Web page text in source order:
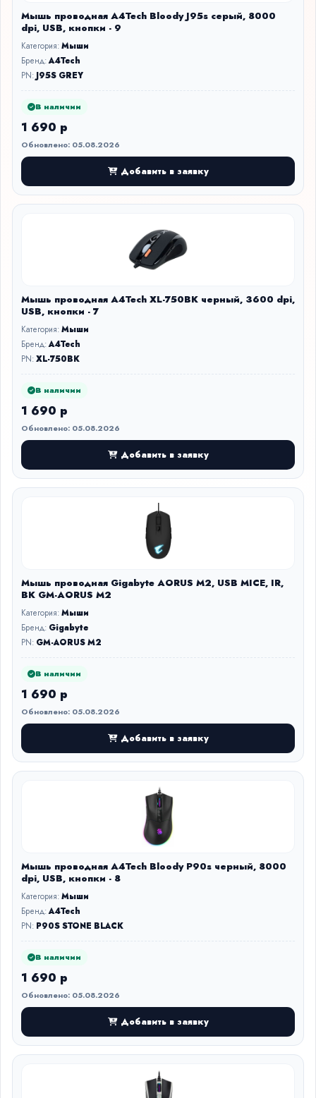
Мышь проводная A4Tech Bloody J95s серый, 8000
dpi, USB, кнопки - 9
Категория:Мыши
Бренд:A4Tech
PN: J95S GREY
В наличии
1 690 р
Обновлено: 05.08.2026
Добавить в заявку
Мышь проводная A4Tech XL-750BK черный, 3600 dpi,
USB, кнопки - 7
Категория:Мыши
Бренд:A4Tech
PN:XL-750BK
В наличии
1 690 р
Обновлено: 05.08.2026
Добавить в заявку
Мышь проводная Gigabyte AORUS M2, USB MICE, IR,
BK GM-AORUS M2
Категория:Мыши
Бренд: Gigabyte
PN: GM-AORUS M2
В наличии
1 690 р
Обновлено: 05.08.2026
Добавить в заявку
Мышь проводная A4Tech Bloody P90s черный, 8000
dpi, USB, кнопки - 8
Категория:Мыши
Бренд:A4Tech
PN: P90S STONE BLACK
В наличии
1 690 р
Обновлено: 05.08.2026
Добавить в заявку